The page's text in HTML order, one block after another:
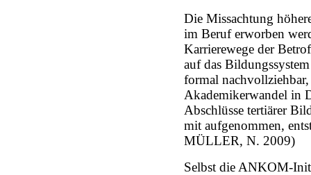
Die Missachtung
im Beruf erworben
Karrierewege der
auf das
formal
Akademikerwandel in
Abschlüsse tertiärer
mit aufgenommen,
MÜLLER, N. 2009)
Selbst die ANKOM-